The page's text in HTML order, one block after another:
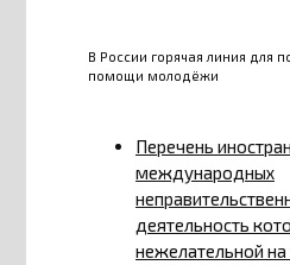
В России горячая линия для
помощи молодёжи
Перечень
международных
деятельность
нежелательной на